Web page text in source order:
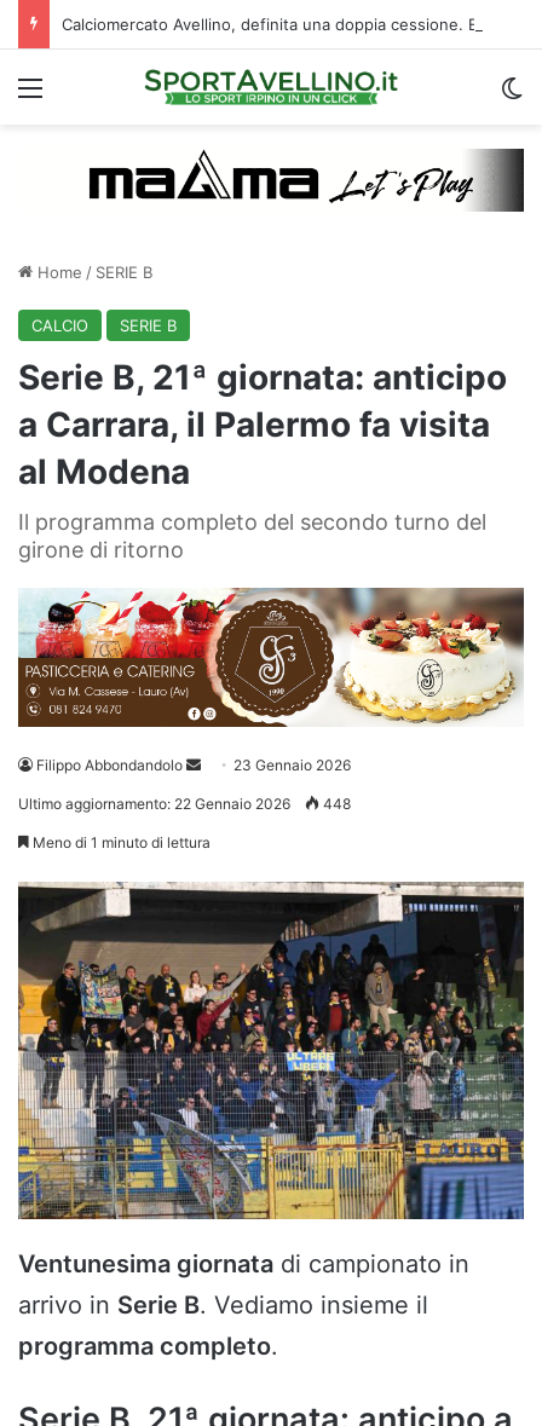
Menu
Home / SERIE B
CALCIO SERIE B
Serie B, 21ª giornata: anticipo
a Carrara, il Palermo fa visita
al Modena
Il programma completo del secondo turno del
girone di ritorno
Filippo Abbondandolo
Invia 23 Gennaio 2026
Ultimo aggiornamento: 22 Gennaio 2026 448
Meno di 1 minuto di lettura
Ventunesima giornata di campionato in
arrivo in Serie B. Vediamo insieme il
programma completo.